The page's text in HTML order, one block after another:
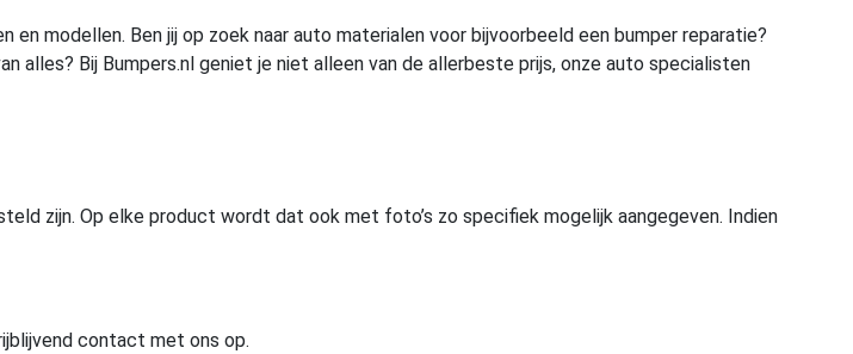
modellen. Ben jij op zoek naar auto materialen voor bijvoorbeeld een bumper reparatie?
alles? Bij Bumpers.nl geniet je niet alleen van de allerbeste prijs, onze auto specialisten
zijn. Op elke product wordt dat ook met foto’s zo specifiek mogelijk aangegeven. Indien
contact met ons op.